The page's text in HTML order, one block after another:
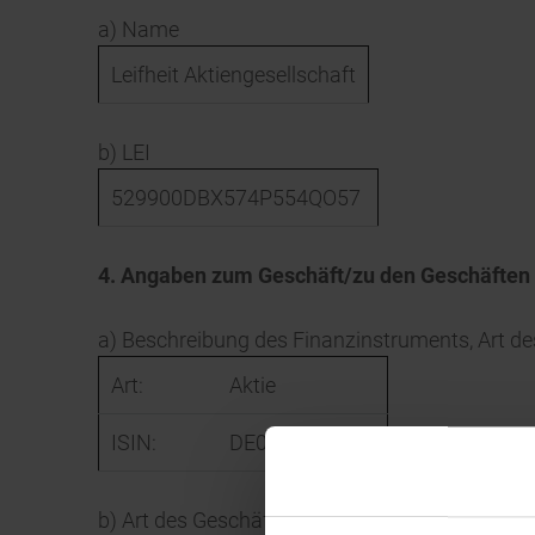
a) Name
Leifheit Aktiengesellschaft
b) LEI
529900DBX574P554QO57
4. Angaben zum Geschäft/zu den Geschäften
a) Beschreibung des Finanzinstruments, Art
Art:
Aktie
ISIN: DE0006464506
b) Art des Geschäfts